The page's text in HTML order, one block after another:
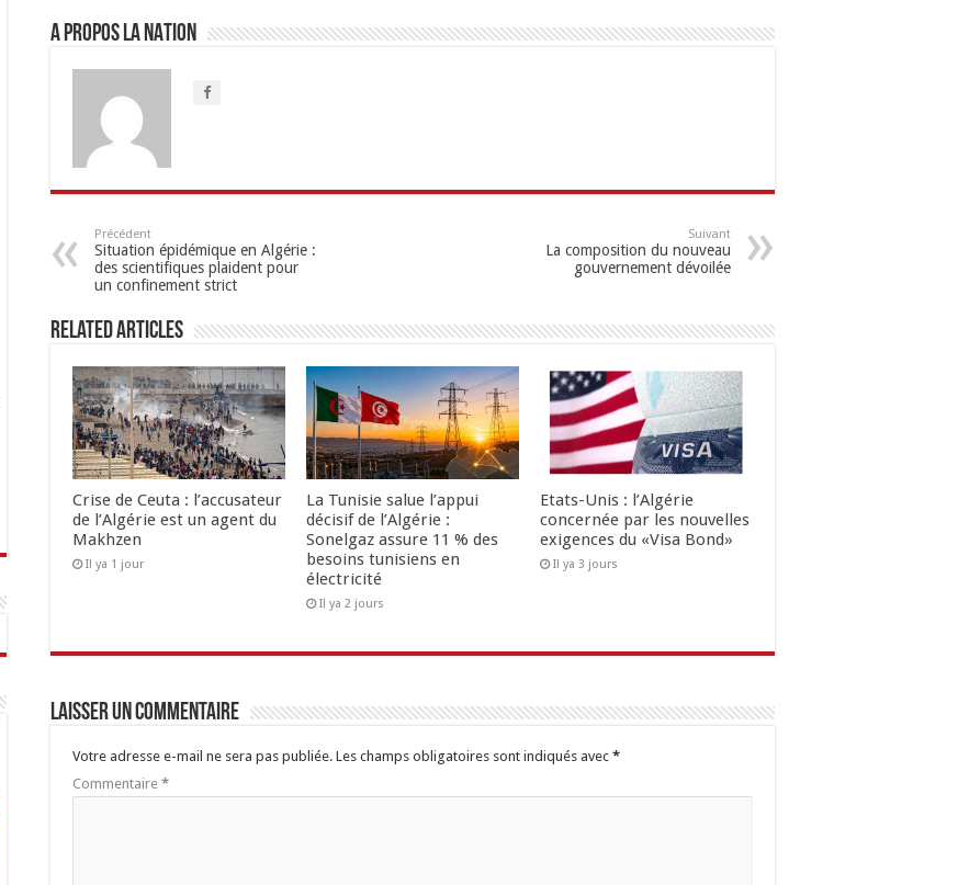
A propos LA NATION
Précédent
Situation épidémique en Algérie :
des scientifiques plaident pour
un confinement strict
Suivant
La composition du nouveau
gouvernement dévoilée
Related Articles
Crise de Ceuta : l’accusateur
de l’Algérie est un agent du
Makhzen
Il ya 1 jour
La Tunisie salue l’appui
décisif de l’Algérie :
Sonelgaz assure 11 % des
besoins tunisiens en
électricité
Il ya 2 jours
Etats-Unis : l’Algérie
concernée par les nouvelles
exigences du «Visa Bond»
Il ya 3 jours
Laisser un commentaire
Votre adresse e-mail ne sera pas publiée. Les champs obligatoires sont indiqués avec *
Commentaire *